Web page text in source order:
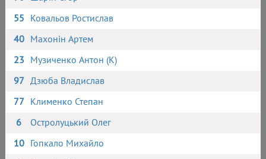
55 Ковальов Ростислав
40 Махонін Артем
23 Музиченко Антон (К)
97 Дзюба Владислав
77 Клименко Степан
6
Остролуцький Олег
10 Гопкало Михайло